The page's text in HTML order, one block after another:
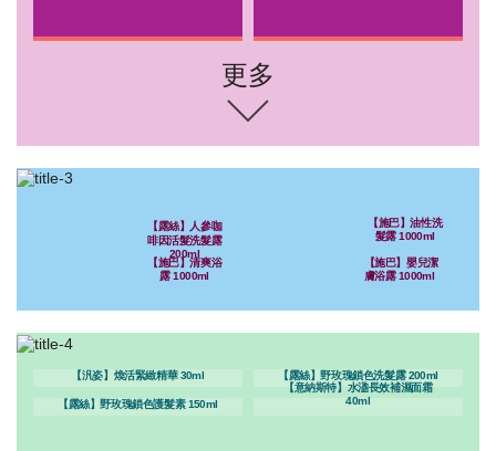
更多
【露絲】人參咖
啡因活髮洗髮露
200ml
【施巴】油性洗
髮露 1000ml
【施巴】清爽浴
露 1000ml
【施巴】嬰兒潔
膚浴露 1000ml
【汎姿】煥活緊緻精華 30ml 【露絲】野玫瑰鎖色洗髮露 200ml
【露絲】野玫瑰鎖色護髮素 150ml
【意納斯特】水溋長效補濕面霜
40ml